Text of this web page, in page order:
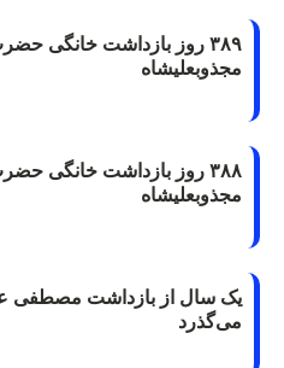
۳۸۹ روز بازداشت خانگی
مجذوبعلیشاه
۳۸۸ روز بازداشت خانگی
مجذوبعلیشاه
یک سال از بازداشت مصطفی
می‌گذرد